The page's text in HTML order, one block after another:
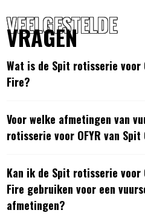
VEELGESTELDE
VRAGEN
Wat is de Spit rotisserie voor
Fire?
Voor welke afmetingen van
rotisserie voor OFYR van
Kan ik de Spit rotisserie voor
Fire gebruiken voor een
afmetingen?